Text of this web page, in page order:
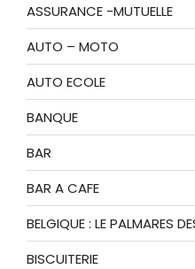
ASSURANCE -MUTUELLE
AUTO – MOTO
AUTO ECOLE
BANQUE
BAR
BAR A CAFE
BELGIQUE : LE PALMARES
BISCUITERIE